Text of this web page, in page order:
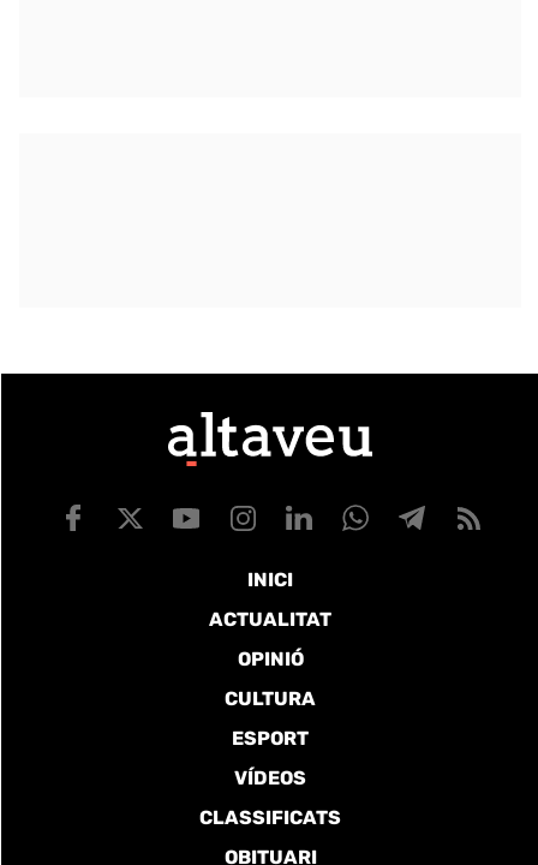
INICI
ACTUALITAT
OPINIÓ
CULTURA
ESPORT
VÍDEOS
CLASSIFICATS
OBITUARI